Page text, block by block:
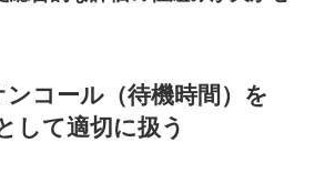
ンコール（待機時間）を
して適切に扱う